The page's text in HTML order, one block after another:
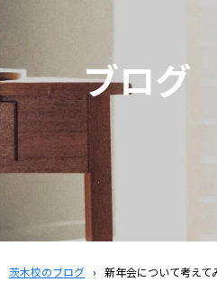
ブログ
茨木校のブログ › 新年会について考えて